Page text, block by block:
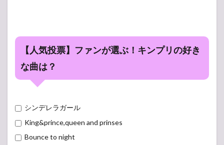
【人気投票】ファンが選ぶ！キンプリの好き
な曲は？
シンデレラガール
King&prince,queen and prinses
Bounce to night